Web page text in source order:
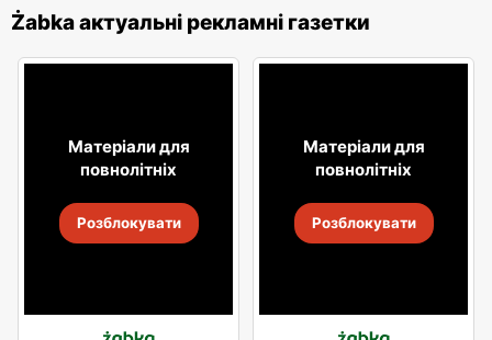
Żabka актуальні рекламні газетки
Матеріали для
повнолітніх
Розблокувати
Матеріали для
повнолітніх
Розблокувати